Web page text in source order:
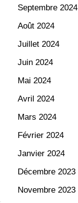
Septembre 2024
Août 2024
Juillet 2024
Juin 2024
Mai 2024
Avril 2024
Mars 2024
Février 2024
Janvier 2024
Décembre 2023
Novembre 2023